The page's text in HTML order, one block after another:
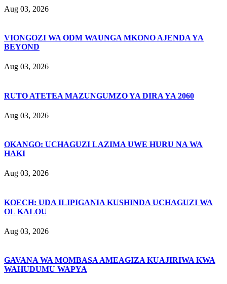
Aug 03, 2026
VIONGOZI WA ODM WAUNGA MKONO AJENDA YA
BEYOND
Aug 03, 2026
RUTO ATETEA MAZUNGUMZO YA DIRA YA 2060
Aug 03, 2026
OKANGO: UCHAGUZI LAZIMA UWE HURU NA WA
HAKI
Aug 03, 2026
KOECH: UDA ILIPIGANIA KUSHINDA UCHAGUZI WA
OL KALOU
Aug 03, 2026
GAVANA WA MOMBASA AMEAGIZA KUAJIRIWA KWA
WAHUDUMU WAPYA